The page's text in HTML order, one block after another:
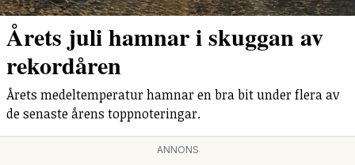
Årets juli hamnar i skuggan av
rekordåren
Årets medeltemperatur hamnar en bra bit under flera av
de senaste årens toppnoteringar.
ANNONS